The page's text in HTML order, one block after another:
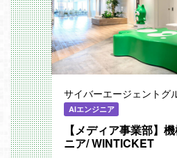
サイバーエージェントグ
AIエンジニア
【メディア事業部】
ニア/ WINTICKET